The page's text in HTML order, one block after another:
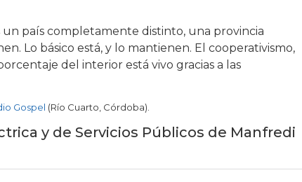
país completamente distinto, una provincia
Lo básico está, y lo mantienen. El cooperativismo,
del interior está vivo gracias a las
Gospel (Río Cuarto, Córdoba).
y de Servicios Públicos de Manfredi